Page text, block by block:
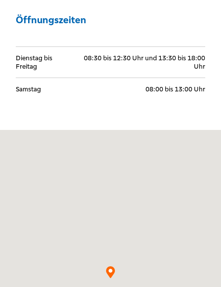
Öffnungszeiten
Dienstag bis
Freitag
08:30 bis 12:30 Uhr und 13:30 bis 18:00
Uhr
Samstag 08:00 bis 13:00 Uhr